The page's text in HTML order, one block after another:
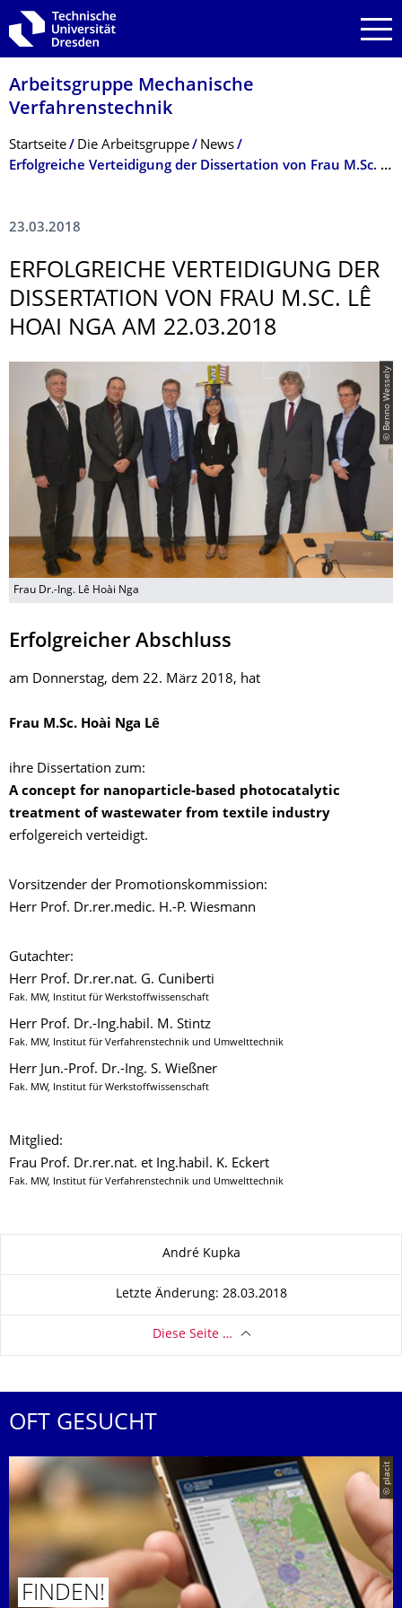
Zur Hauptnavigation springen
Zur Suche springen
Zum Inhalt springen
Arbeitsgruppe Mechanische
Verfahrenstechnik
Breadcrumb-Menü
Startseite Die Arbeitsgruppe
News
Erfolgreiche Verteidigung der Dissertation von Frau M.Sc. Lê Hoai Nga am 22.03.2018
23.03.2018
ERFOLGREICHE VERTEIDIGUNG DER
DISSERTATION VON FRAU M.SC. LÊ
HOAI NGA AM 22.03.2018
© Benno Wessely
Frau Dr.-Ing. Lê Hoài Nga
Erfolgreicher Abschluss
am Donnerstag, dem 22. März 2018, hat
Frau M.Sc. Hoài Nga Lê
ihre Dissertation zum:
A concept for nanoparticle-based photocatalytic
treatment of wastewater from textile industry
erfolgereich verteidigt.
Vorsitzender der Promotionskommission:
Herr Prof. Dr.rer.medic. H.-P. Wiesmann
Gutachter:
Herr Prof. Dr.rer.nat. G. Cuniberti
Fak. MW, Institut für Werkstoffwissenschaft
Herr Prof. Dr.-Ing.habil. M. Stintz
Fak. MW, Institut für Verfahrenstechnik und Umwelttechnik
Herr Jun.-Prof. Dr.-Ing. S. Wießner
Fak. MW, Institut für Werkstoffwissenschaft
Mitglied:
Frau Prof. Dr.rer.nat. et Ing.habil. K. Eckert
Fak. MW, Institut für Verfahrenstechnik und Umwelttechnik
André Kupka
Letzte Änderung: 28.03.2018
Diese Seite …
OFT GESUCHT
© placit
FINDEN!